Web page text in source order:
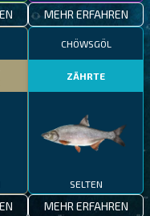
MEHR ERFAHREN
CHÖWSGÖL
ZÄHRTE
SELTEN
MEHR ERFAHREN